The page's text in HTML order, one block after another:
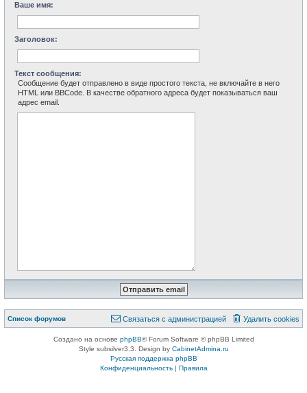
Ваше имя:
Заголовок:
Текст сообщения:
Сообщение будет отправлено в виде простого текста, не включайте в него
HTML или BBCode. В качестве обратного адреса будет показываться ваш
адрес email.
Список форумов Удалить cookies
Связаться с администрацией
Создано на основе phpBB® Forum Software © phpBB Limited
Style subsilver3.3. Design by CabinetAdmina.ru
Русская поддержка phpBB
Конфиденциальность| Правила